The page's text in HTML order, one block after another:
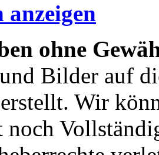
anzeigen
ohne
Bilder auf
Wir